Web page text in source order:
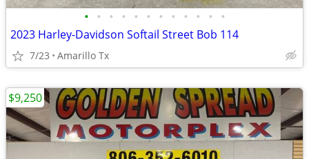
• • • • • • • • • • • •
2023 Harley-Davidson Softail Street Bob 114
7/23 Amarillo Tx
$9,250